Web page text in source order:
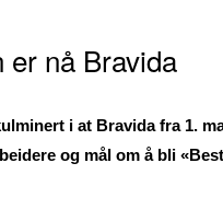
er nå Bravida
i at Bravida fra 1.
og mål om å bli